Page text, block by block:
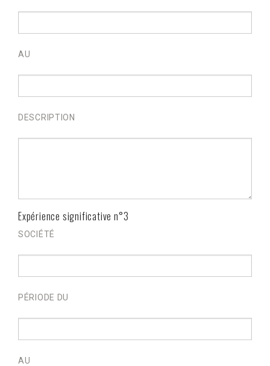
AU
DESCRIPTION
Expérience significative n°3
SOCIÉTÉ
PÉRIODE DU
AU